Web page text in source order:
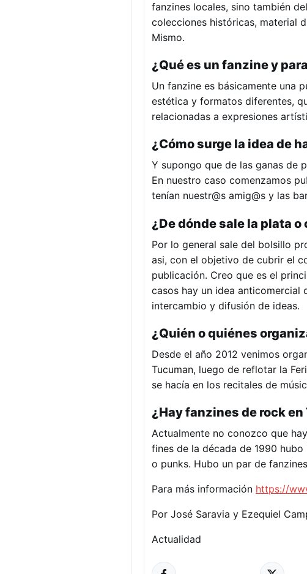
fanzines locales, sino también
colecciones históricas, material
Mismo.
¿Qué es un fanzine y
Un fanzine es básicamente una
estética y formatos diferentes,
relacionadas a expresiones
¿Cómo surge la idea de
Y supongo que de las ganas de
En nuestro caso comenzamos
tenían nuestr@s amig@s y las
¿De dónde sale la plata
Por lo general sale del bolsillo
asi, con el objetivo de cubrir el
publicación. Creo que es el
casos hay un idea anticomercial
intercambio y difusión de ideas.
¿Quién o quiénes
Desde el año 2012 venimos
Tucuman, luego de reflotar la
se hacía en los recitales de
¿Hay fanzines de rock
Actualmente no conozco que
fines de la década de 1990
o punks. Hubo un par de
Para más información https://
Por José Saravia y Ezequiel
Actualidad